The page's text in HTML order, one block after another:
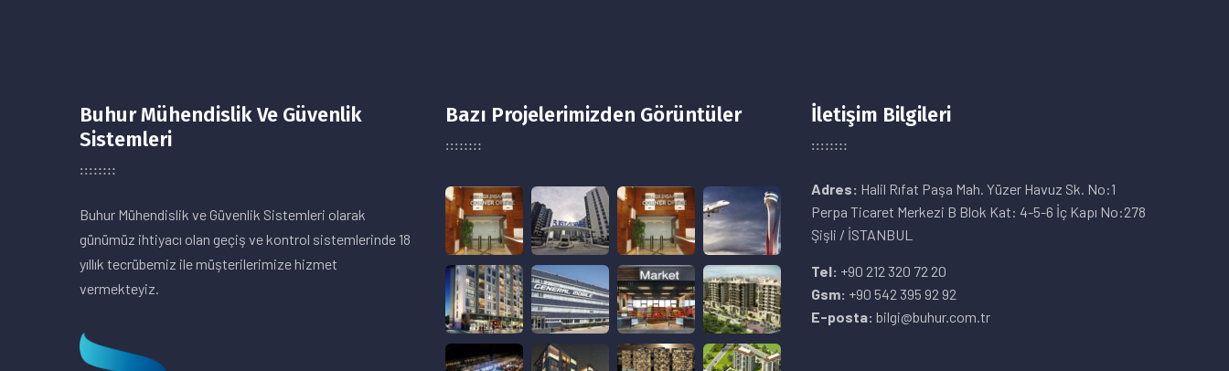
Buhur Mühendislik Ve Güvenlik
Sistemleri
Buhur Mühendislik ve Güvenlik Sistemleri olarak
günümüz ihtiyacı olan geçiş ve kontrol sistemlerinde 18
yıllık tecrübemiz ile müşterilerimize hizmet
vermekteyiz.
Bazı Projelerimizden Görüntüler İletişim Bilgileri
Adres: Halil Rıfat Paşa Mah. Yüzer Havuz Sk. No:1
Perpa Ticaret Merkezi B Blok Kat: 4-5-6 İç Kapı No:278
Şişli / İSTANBUL
Tel: +90 212 320 72 20
Gsm: +90 542 395 92 92
E-posta: bilgi@buhur.com.tr